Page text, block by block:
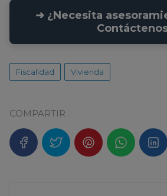
➜ ¿Necesita
Fiscalidad Vivienda
COMPARTIR